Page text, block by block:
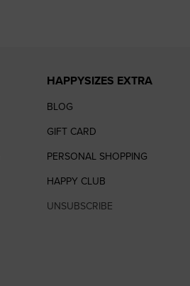
HAPPYSIZES EXTRA
BLOG
GIFT CARD
PERSONAL SHOPPING
HAPPY CLUB
UNSUBSCRIBE